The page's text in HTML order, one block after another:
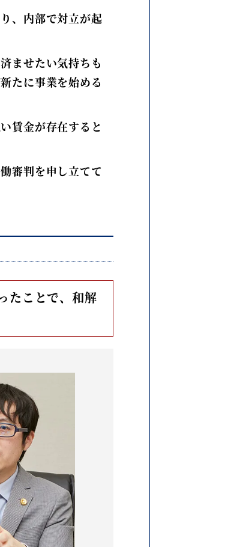
、内部で対立が起
ませたい気持ちも
たに事業を始める
賃金が存在すると
審判を申し立てて
たことで、和解